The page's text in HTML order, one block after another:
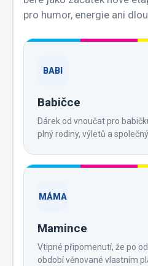
pro humor, energie ani
BABI
Babičce
Dárek od vnoučat pro
plný rodiny, výletů a
MÁMA
Mamince
Vtipné připomenutí, že po
období věnované vlastním